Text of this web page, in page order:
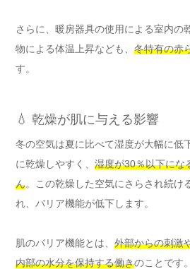
さらに、暖房器具の使用による室内の
物による体温上昇なども、 冬特有の赤
す。
💧 乾燥が肌に与える影響
冬の空気は夏に比べて湿度が大幅に低
に乾燥しやすく、 湿度が30％以下にな
ん。この乾燥した空気にさらされ続け
れ、バリア機能が低下します。
肌のバリア機能とは、 外部からの刺激
内部の水分を保持する働きのことです